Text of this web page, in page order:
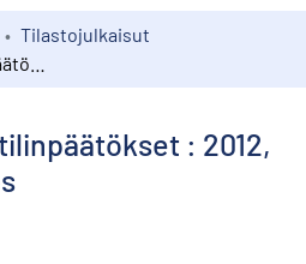
Tilastojulkaisut
: 2012,